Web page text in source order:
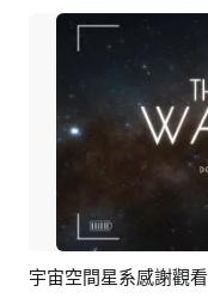
宇宙空間星系感謝觀